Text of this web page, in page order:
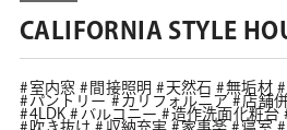
CALIFORNIA STYLE
室内窓 間接照明 天然石 無垢材
パントリー
カリフォルニア 店舗
4LDK
バルコニー 造作洗面化粧台
吹き抜け
収納充実 家事楽 寝室